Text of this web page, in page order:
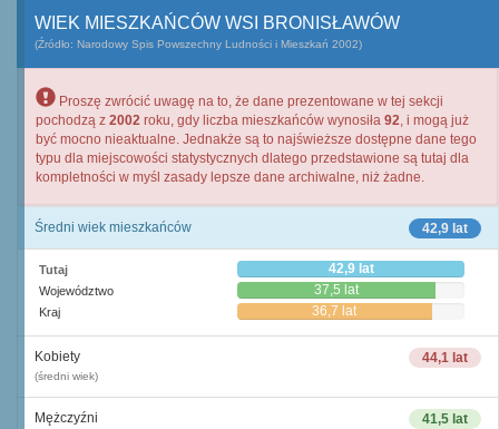
WIEK MIESZKAŃCÓW WSI BRONISŁAWÓW
(Źródło: Narodowy Spis Powszechny Ludności i Mieszkań 2002)
Proszę zwrócić uwagę na to, że dane prezentowane w tej sekcji
pochodzą z 2002 roku, gdy liczba mieszkańców wynosiła 92, i mogą już
być mocno nieaktualne. Jednakże są to najświeższe dostępne dane tego
typu dla miejscowości statystycznych dlatego przedstawione są tutaj dla
kompletności w myśl zasady lepsze dane archiwalne, niż żadne.
42,9 lat
Średni wiek mieszkańców
Tutaj 42,9 lat
Województwo 37,5 lat
Kraj 36,7 lat
44,1 lat
Kobiety
(średni wiek)
41,5 lat
Mężczyźni